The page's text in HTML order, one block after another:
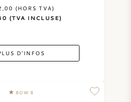
(HORS TVA)
(TVA INCLUSE)
D'INFOS
BOW 8